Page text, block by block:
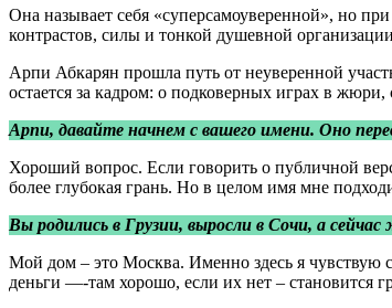
Она называет себя «суперсамоуверенной», но
контрастов, силы и тонкой душевной
Арпи Абкарян прошла путь от неуверенной
остается за кадром: о подковерных играх в
Арпи, давайте начнем с вашего имени. Оно
Хороший вопрос. Если говорить о публичной
более глубокая грань. Но в целом имя мне
Вы родились в Грузии, выросли в Сочи, а
Мой дом – это Москва. Именно здесь я чувствую
деньги —-там хорошо, если их нет – становится